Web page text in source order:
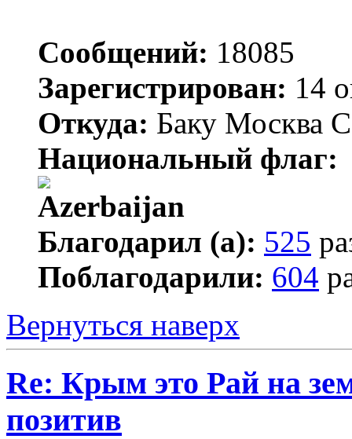
Сообщений: 18085
Зарегистрирован: 14
Откуда: Баку Москва
Национальный флаг:
Благодарил (а): 525
Поблагодарили: 604
Вернуться наверх
Re: Крым это Рай на
позитив